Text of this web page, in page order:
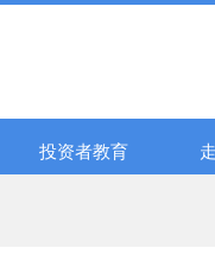
投资者教育